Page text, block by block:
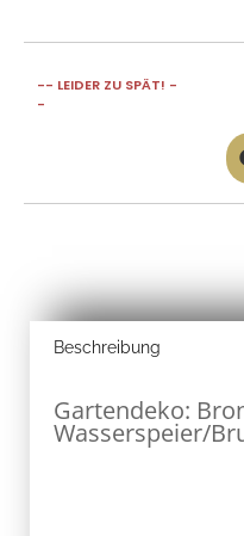
-- LEIDER ZU SPÄT! -
-
Beschreibung
Gartendeko:
Wasserspeier/